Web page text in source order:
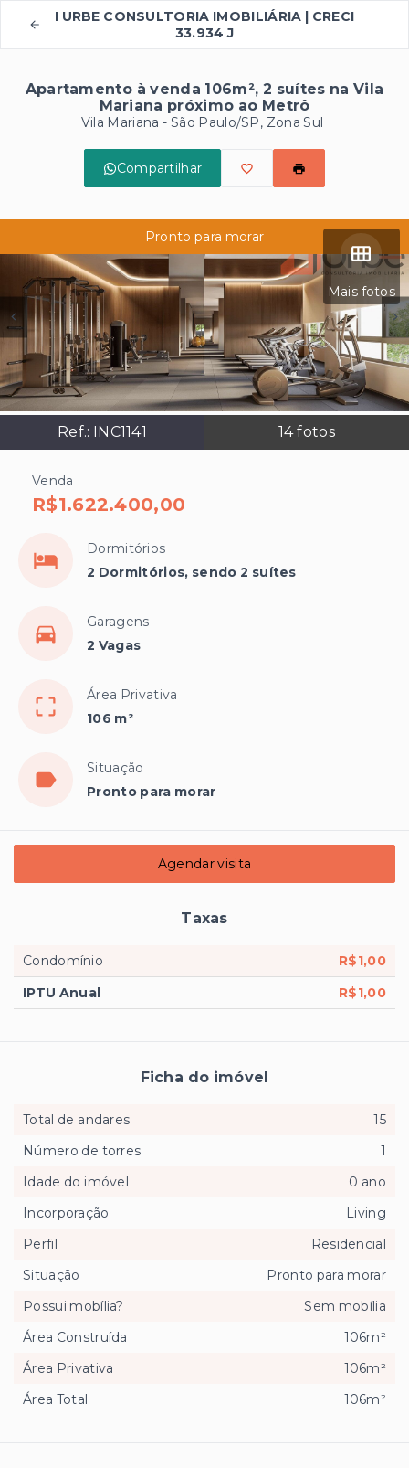
I URBE CONSULTORIA IMOBILIÁRIA | CRECI
33.934 J
Apartamento à venda 106m², 2 suítes na Vila
Mariana próximo ao Metrô
Vila Mariana - São Paulo/SP, Zona Sul
Compartilhar
Mais fotos
Ref.: INC1141 14fotos
Pronto para morar
Venda
R$1.622.400,00
Dormitórios
2 Dormitórios, sendo 2 suítes
Garagens
2 Vagas
Área Privativa
106 m²
Situação
Pronto para morar
Agendar visita
Taxas
Condomínio
R$1,00
IPTU Anual
R$1,00
Ficha do imóvel
Total de andares
15
Número de torres
1
Idade do imóvel
0 ano
Incorporação
Living
Perfil
Residencial
Situação
Pronto para morar
Possui mobília?
Sem mobília
Área Construída
106m²
Área Privativa
106m²
Área Total
106m²